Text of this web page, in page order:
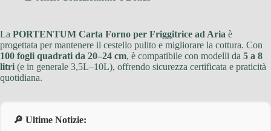
La PORTENTUM Carta Forno per Friggitrice ad Aria è
progettata per mantenere il cestello pulito e migliorare la cottura. Con
100 fogli quadrati da 20–24 cm, è compatibile con modelli da 5 a 8
litri (e in generale 3,5L–10L), offrendo sicurezza certificata e praticità
quotidiana.
🔎 Ultime Notizie: